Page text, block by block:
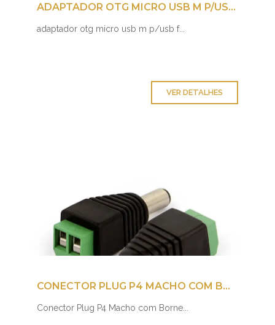
ADAPTADOR OTG MICRO USB M P/USB F
adaptador otg micro usb m p/usb f...
VER DETALHES
CONECTOR PLUG P4 MACHO COM BORNE
Conector Plug P4 Macho com Borne...